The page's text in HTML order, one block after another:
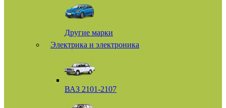
Другие марки
Электрика и электроника
ВАЗ 2101-2107